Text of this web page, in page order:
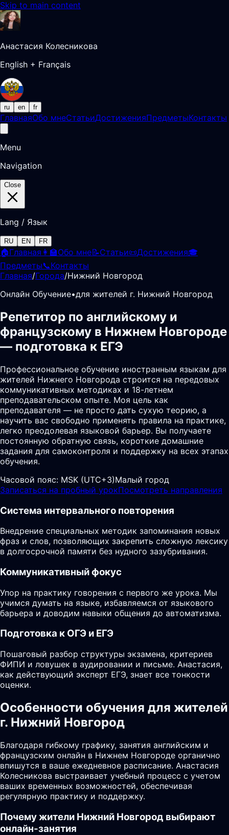
Skip to main content
Анастасия Колесникова
English + Français
ru en fr
ГлавнаяОбо мнеСтатьиДостиженияПредметыКонтакты
Menu
Navigation
Close
Lang / Язык
RU EN FR
🏠Главная 👩‍🏫Обо мне📝Статьи📜Достижения🎓
Предметы📞Контакты
Главная/Города/Нижний Новгород
Онлайн Обучение•для жителей г. Нижний Новгород
Репетитор по английскому и
французскому в Нижнем Новгороде
— подготовка к ЕГЭ
Профессиональное обучение иностранным языкам для
жителей Нижнего Новгорода строится на передовых
коммуникативных методиках и 18-летнем
преподавательском опыте. Моя цель как
преподавателя — не просто дать сухую теорию, а
научить вас свободно применять правила на практике,
легко преодолевая языковой барьер. Вы получаете
постоянную обратную связь, короткие домашние
задания для самоконтроля и поддержку на всех этапах
обучения.
Часовой пояс: MSK (UTC+3)Малый город
Записаться на пробный урокПосмотреть направления
Система интервального повторения
Внедрение специальных методик запоминания новых
фраз и слов, позволяющих закрепить сложную лексику
в долгосрочной памяти без нудного зазубривания.
Коммуникативный фокус
Упор на практику говорения с первого же урока. Мы
учимся думать на языке, избавляемся от языкового
барьера и доводим навыки общения до автоматизма.
Подготовка к ОГЭ и ЕГЭ
Пошаговый разбор структуры экзамена, критериев
ФИПИ и ловушек в аудировании и письме. Анастасия,
как действующий эксперт ЕГЭ, знает все тонкости
оценки.
Особенности обучения для жителей
г. Нижний Новгород
Благодаря гибкому графику, занятия английским и
французским онлайн в Нижнем Новгороде органично
впишутся в ваше ежедневное расписание. Анастасия
Колесникова выстраивает учебный процесс с учетом
ваших временных возможностей, обеспечивая
регулярную практику и поддержку.
Почему жители Нижний Новгород выбирают
онлайн-занятия